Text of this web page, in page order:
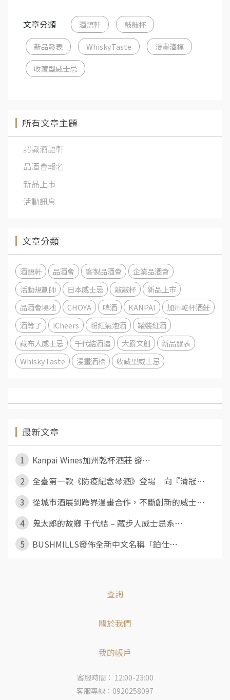
文章分類 酒語軒 敲敲杯
新品發表 WhiskyTaste 漫畫酒標
收藏型威士忌
所有文章主題
認識酒語軒
品酒會報名
新品上市
活動訊息
文章分類
酒語軒 品酒會 客製品酒會
企業品酒會
活動規劃師
日本威士忌 敲敲杯
新品上市
品酒會場地
CHOYA 啤酒 KANPAI
加州乾杯酒莊
酒等了
iCheers 粉紅氣泡酒
罐裝紅酒
藏布人威士忌
千代結酒造 大爵文創
新品發表
WhiskyTaste
漫畫酒標 收藏型威士忌
最新文章
1
Kanpai Wines加州乾杯酒莊 發⋯
2
全臺第一款《防疫紀念琴酒》登場 向『清冠⋯
3
從城市酒展到跨界漫畫合作，不斷創新的威士⋯
4
鬼太郎的故鄉 千代結 – 藏步人威士忌系⋯
5
BUSHMILLS發佈全新中文名稱「鉑仕⋯
查詢
關於我們
我的帳戶
客服時間： 12:00-23:00
客服專線：0920258097